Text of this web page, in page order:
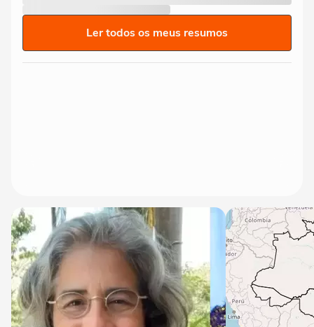
Ler todos os meus resumos